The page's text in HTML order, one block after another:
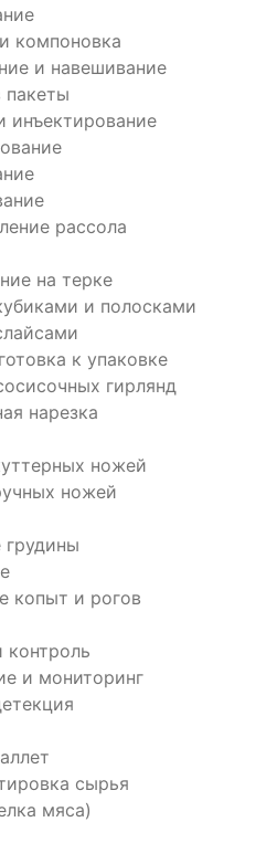
компоновка
и навешивание
пакеты
инъектирование
рассола
на терке
и полосками
к упаковке
гирлянд
нарезка
ножей
ножей
копыт и рогов
контроль
и мониторинг
сырья
мяса)